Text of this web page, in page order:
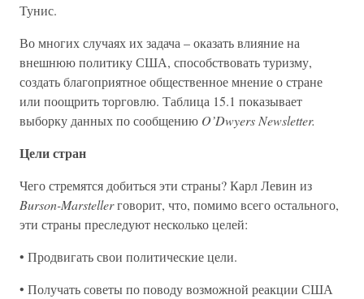
Тунис.
Во многих случаях их задача – оказать влияние на
внешнюю политику США, способствовать туризму,
создать благоприятное общественное мнение о стране
или поощрить торговлю. Таблица 15.1 показывает
выборку данных по сообщению O’Dwyers Newsletter.
Цели стран
Чего стремятся добиться эти страны? Карл Левин из
Burson-Marstellerговорит, что, помимо всего остального,
эти страны преследуют несколько целей:
• Продвигать свои политические цели.
• Получать советы по поводу возможной реакции США